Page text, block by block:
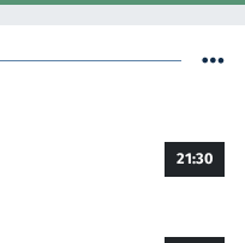
21:30